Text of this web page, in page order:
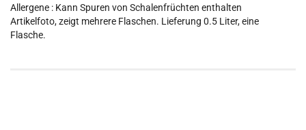
Allergene : Kann Spuren von Schalenfrüchten enthalten
Artikelfoto, zeigt mehrere Flaschen. Lieferung 0.5 Liter, eine
Flasche.